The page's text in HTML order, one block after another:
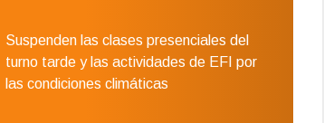
Suspenden las clases presenciales del
turno tarde y las actividades de EFI por
las condiciones climáticas